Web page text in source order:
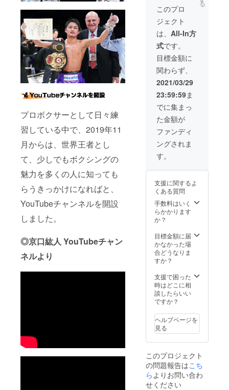
プロボクサーとして日々練
習している中で、2019年11
月からは、世界王者とし
て、少しでもボクシングの
魅力を多くの人に知っても
らうきっかけになればと、
YouTubeチャンネルを開設
しました。
◎京口紘人 YouTubeチャン
ネルより
記載し
ます ・
使用さ
れる試
合を選
べませ
ん ・支
援時、
ポン
チョ裏
地に記
載する
ご希望
のお名
前を必
ず備考
欄にご
記入く
写真と
商品は
異なる
場合が
ござい
ます。
確定後
の返
金・
キャン
交換
は、対
応いた
しかね
で、何
卒ご了
承くだ
さい。
卒ご了
承くだ
さい。
り ※写
真と実
際の商
品は異
なる場
合がご
ざいま
す。 ※
ご支援
確定後
の返
金・
キャン
セル・
交換
は、対
応いた
しかね
卒ご了
さい。
る
このプロ
ジェクト
は、 All-In方
式です。
目標金額に
関わらず、
2021/03/29
23:59:59ま
でに集まっ
た金額が
ファンディ
ングされま
す。
支援に関するよ
くある質問
手数料はいく
らかかります
か？
目標金額に届
かなかった場
合どうなりま
すか？
支援で困った
時はどこに相
談したらいい
ですか？
ヘルプページを
見る
このプロジェクト
の問題報告はこち
ら よりお問い合わ
せください